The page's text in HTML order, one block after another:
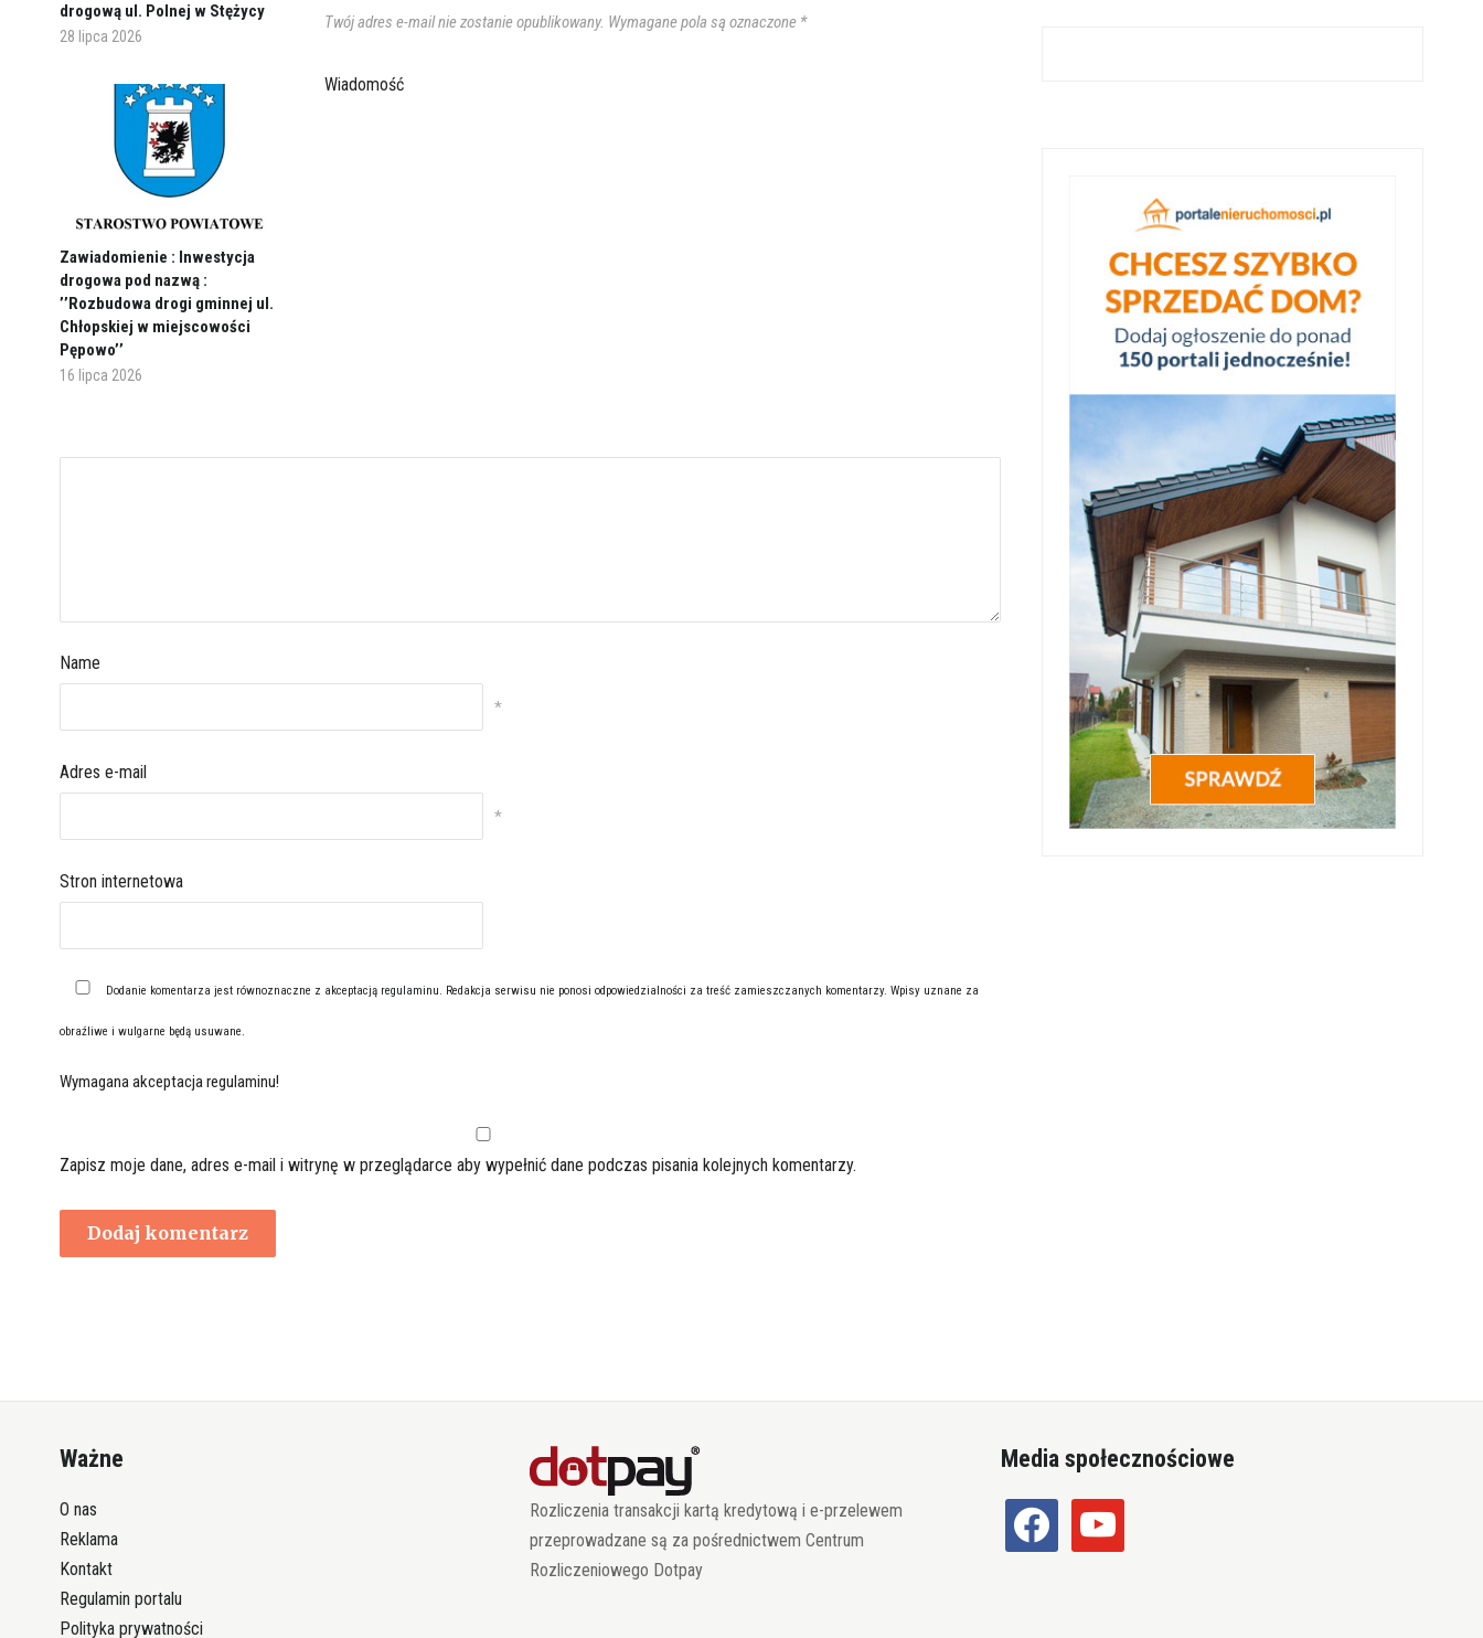
drogową ul. Polnej w Stężycy
28 lipca 2026
Zawiadomienie : Inwestycja
drogowa pod nazwą :
’’Rozbudowa drogi gminnej ul.
Chłopskiej w miejscowości
Pępowo’’
16 lipca 2026
Twój adres e-mail nie zostanie opublikowany. Wymagane pola są oznaczone *
Wiadomość
Name
*
Adres e-mail
*
Stron internetowa
Dodanie komentarza jest równoznaczne z akceptacją regulaminu. Redakcja serwisu nie ponosi odpowiedzialności za treść zamieszczanych komentarzy. Wpisy uznane za
obraźliwe i wulgarne będą usuwane.
Wymagana akceptacja regulaminu!
Zapisz moje dane, adres e-mail i witrynę w przeglądarce aby wypełnić dane podczas pisania kolejnych komentarzy.
Ważne
O nas
Reklama
Kontakt
Regulamin portalu
Polityka prywatności
Rozliczenia transakcji kartą kredytową i e-przelewem
przeprowadzane są za pośrednictwem Centrum
Rozliczeniowego Dotpay
Media społecznościowe
facebook youtube